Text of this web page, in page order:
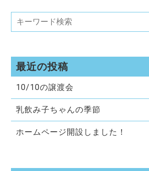
最近の投稿
10/10の譲渡会
乳飲み子ちゃんの季節
ホームページ開設しました！